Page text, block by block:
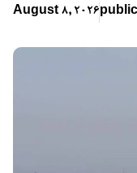
August 8, 2026 public